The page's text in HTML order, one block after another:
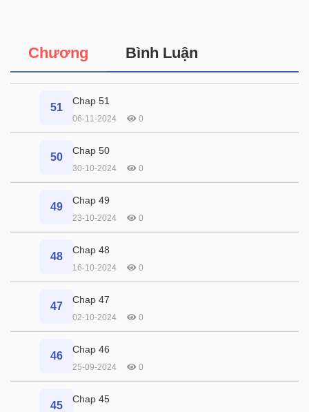
Chương Bình Luận
51
Chap 51
06-11-2024 0
50
Chap 50
30-10-2024 0
49
Chap 49
23-10-2024 0
48
Chap 48
16-10-2024 0
47
Chap 47
02-10-2024 0
46
Chap 46
25-09-2024 0
45
Chap 45